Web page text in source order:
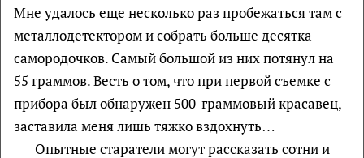
Мне удалось еще несколько раз пробежаться там с
металлодетектором и собрать больше десятка
самородочков. Самый большой из них потянул на
55 граммов. Весть о том, что при первой съемке с
прибора был обнаружен 500-граммовый красавец,
заставила меня лишь тяжко вздохнуть…
Опытные старатели могут рассказать сотни и